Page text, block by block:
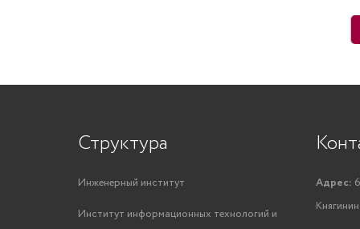
Структура
Инженерный институт
Институт информационных технологий и
Адрес: